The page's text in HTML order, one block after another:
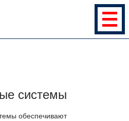
системы
обеспечивают